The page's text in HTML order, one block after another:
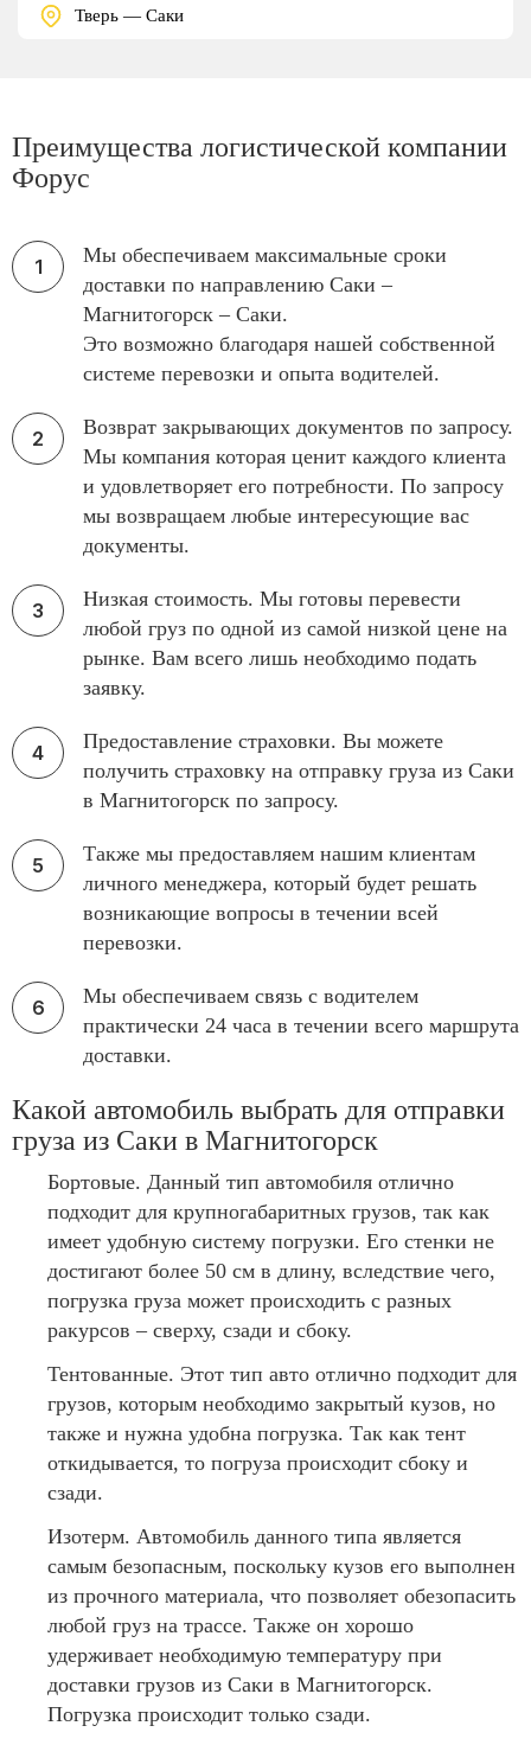
Тверь — Саки
Преимущества логистической компании
Форус
Мы обеспечиваем максимальные сроки
доставки по направлению Саки –
Магнитогорск – Саки.
Это возможно благодаря нашей собственной
системе перевозки и опыта водителей.
Возврат закрывающих документов по запросу.
Мы компания которая ценит каждого клиента
и удовлетворяет его потребности. По запросу
мы возвращаем любые интересующие вас
документы.
Низкая стоимость. Мы готовы перевести
любой груз по одной из самой низкой цене на
рынке. Вам всего лишь необходимо подать
заявку.
Предоставление страховки. Вы можете
получить страховку на отправку груза из Саки
в Магнитогорск по запросу.
Также мы предоставляем нашим клиентам
личного менеджера, который будет решать
возникающие вопросы в течении всей
перевозки.
Мы обеспечиваем связь с водителем
практически 24 часа в течении всего маршрута
доставки.
Какой автомобиль выбрать для отправки
груза из Саки в Магнитогорск
Бортовые. Данный тип автомобиля отлично
подходит для крупногабаритных грузов, так как
имеет удобную систему погрузки. Его стенки не
достигают более 50 см в длину, вследствие чего,
погрузка груза может происходить с разных
ракурсов – сверху, сзади и сбоку.
Тентованные. Этот тип авто отлично подходит для
грузов, которым необходимо закрытый кузов, но
также и нужна удобна погрузка. Так как тент
откидывается, то погруза происходит сбоку и
сзади.
Изотерм. Автомобиль данного типа является
самым безопасным, поскольку кузов его выполнен
из прочного материала, что позволяет обезопасить
любой груз на трассе. Также он хорошо
удерживает необходимую температуру при
доставки грузов из Саки в Магнитогорск.
Погрузка происходит только сзади.